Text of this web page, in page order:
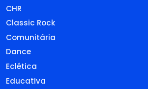
CHR
Classic Rock
Comunitária
Dance
Eclética
Educativa